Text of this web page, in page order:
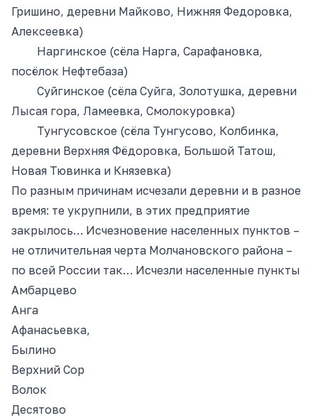
Гришино, деревни Майково, Нижняя Федоровка,
Алексеевка)
Наргинское (сёла Нарга, Сарафановка,
посёлок Нефтебаза)
Суйгинское (сёла Суйга, Золотушка, деревни
Лысая гора, Ламеевка, Смолокуровка)
Тунгусовское (сёла Тунгусово, Колбинка,
деревни Верхняя Фёдоровка, Большой Татош,
Новая Тювинка и Князевка)
По разным причинам исчезали деревни и в разное
время: те укрупнили, в этих предприятие
закрылось… Исчезновение населенных пунктов –
не отличительная черта Молчановского района –
по всей России так… Исчезли населенные пункты
Амбарцево
Анга
Афанасьевка,
Былино
Верхний Сор
Волок
Десятово